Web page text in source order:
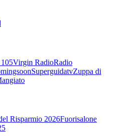
Virgin RadioRadio
SuperguidatvZuppa di
Risparmio 2026Fuorisalone